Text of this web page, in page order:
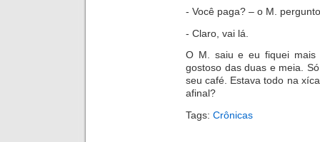
- Você paga? – o M.
- Claro, vai lá.
O M. saiu e eu fiquei mais
gostoso das duas e meia.
seu café. Estava todo na
afinal?
Tags: Crônicas